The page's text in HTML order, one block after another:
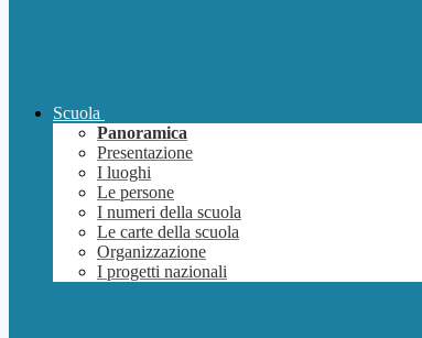
Scuola
Panoramica
Presentazione
I luoghi
Le persone
I numeri della scuola
Le carte della scuola
Organizzazione
I progetti nazionali